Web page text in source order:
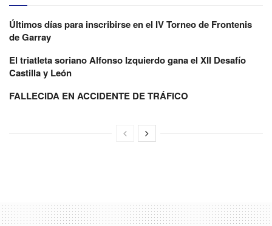
Últimos días para inscribirse en el IV Torneo de Frontenis
de Garray
El triatleta soriano Alfonso Izquierdo gana el XII Desafío
Castilla y León
FALLECIDA EN ACCIDENTE DE TRÁFICO